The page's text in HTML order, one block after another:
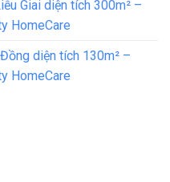
Giai diện tích 300m² –
HomeCare
diện tích 130m² –
HomeCare